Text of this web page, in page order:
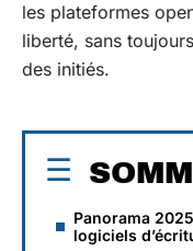
les plateformes
liberté, sans
des initiés.
Panorama
logiciels